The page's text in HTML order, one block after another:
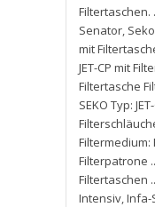
Filtertaschen.
Senator, Seko
mit
JET-CP mit
Filtertasche
SEKO Typ:
Filtermedium:
Filterpatrone
Filtertaschen
Intensiv,Infa-